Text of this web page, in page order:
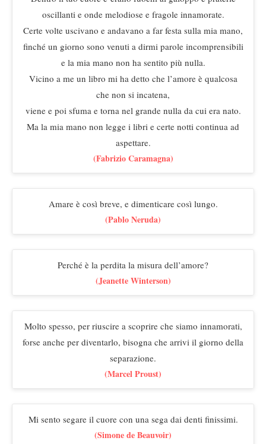
oscillanti e onde melodiose e fragole innamorate.
Certe volte uscivano e andavano a far festa sulla mia mano,
finché un giorno sono venuti a dirmi parole incomprensibili
e la mia mano non ha sentito più nulla.
Vicino a me un libro mi ha detto che l’amore è qualcosa
che non si incatena,
viene e poi sfuma e torna nel grande nulla da cui era nato.
Ma la mia mano non legge i libri e certe notti continua ad
aspettare.
(Fabrizio Caramagna)
Amare è così breve, e dimenticare così lungo.
(Pablo Neruda)
Perché è la perdita la misura dell’amore?
(Jeanette Winterson)
Molto spesso, per riuscire a scoprire che siamo innamorati,
forse anche per diventarlo, bisogna che arrivi il giorno della
separazione.
(Marcel Proust)
Mi sento segare il cuore con una sega dai denti finissimi.
(Simone de Beauvoir)